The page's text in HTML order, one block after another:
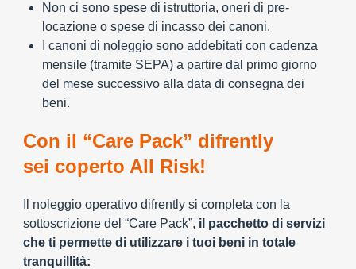
Non ci sono spese di istruttoria, oneri di pre-
locazione o spese di incasso dei canoni.
I canoni di noleggio sono addebitati con cadenza
mensile (tramite SEPA) a partire dal primo giorno
del mese successivo alla data di consegna dei
beni.
Con il “Care Pack” difrently
sei coperto All Risk!
Il noleggio operativo difrently si completa con la
sottoscrizione del “Care Pack”, il pacchetto di servizi
che ti permette di utilizzare i tuoi beni in totale
tranquillità: